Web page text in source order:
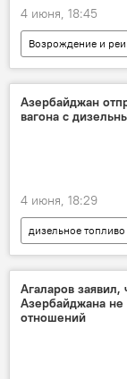
4 июня, 18:45
Возрождение и
Карабах
ПМЭФ
Азербайджан
вагона с
4 июня, 18:29
дизельное топливо
Армения
Агаларов заявил,
Азербайджана
отношений